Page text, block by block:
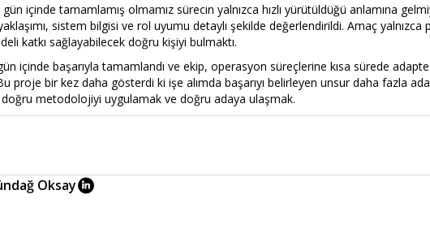
içinde tamamlamış olmamız sürecin yalnızca hızlı yürütüldüğü anlamına
sistem bilgisi ve rol uyumu detaylı şekilde değerlendirildi. Amaç
katkı sağlayabilecek doğru kişiyi bulmaktı.
içinde başarıyla tamamlandı ve ekip, operasyon süreçlerine kısa sürede
proje bir kez daha gösterdi ki işe alımda başarıyı belirleyen unsur daha fazla
metodolojiyi uygulamak ve doğru adaya ulaşmak.
Oksay